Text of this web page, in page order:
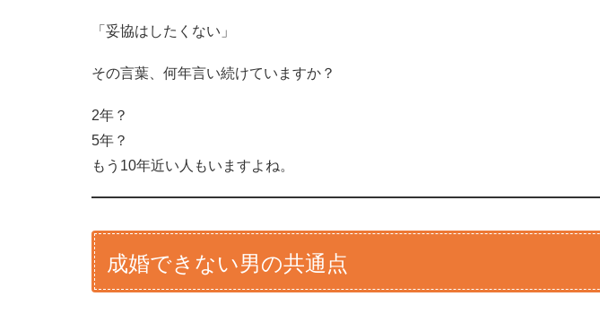
「妥協はしたくない」
その言葉、何年言い続けていますか？
2年？
5年？
もう10年近い人もいますよね。
成婚できない男の共通点